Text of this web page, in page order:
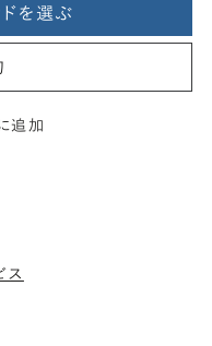
を選ぶ
追加
ス